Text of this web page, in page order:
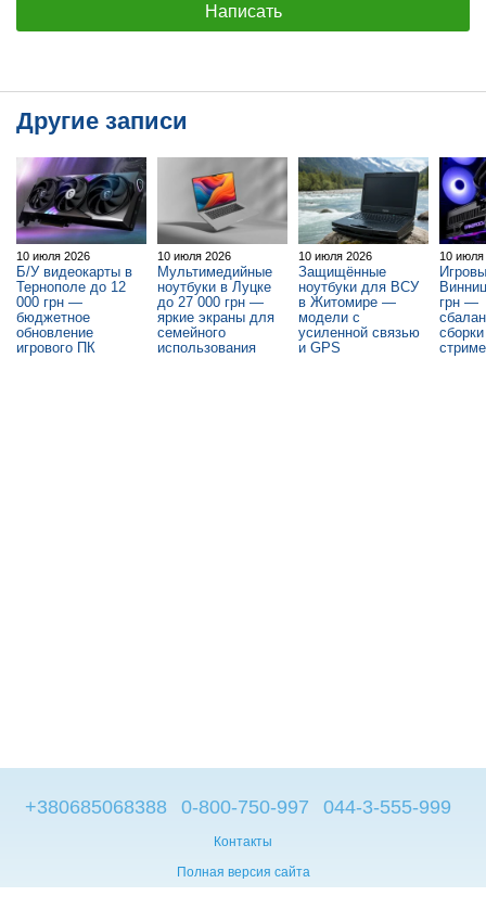
Написать
Другие записи
10 июля 2026
Б/У видеокарты в
Тернополе до 12
000 грн —
бюджетное
обновление
игрового ПК
10 июля 2026
Мультимедийные
ноутбуки в Луцке
до 27 000 грн —
яркие экраны для
семейного
использования
10 июля 2026
Защищённые
ноутбуки для ВСУ
в Житомире —
модели с
усиленной связью
и GPS
10 июля
грн —
+380685068388 0-800-750-997 044-3-555-999
Контакты
Полная версия сайта